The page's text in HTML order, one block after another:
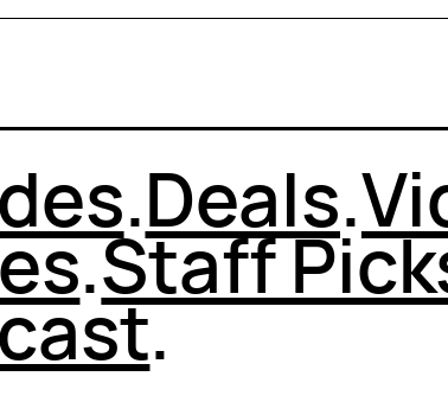
.Deals.
.Staff
.